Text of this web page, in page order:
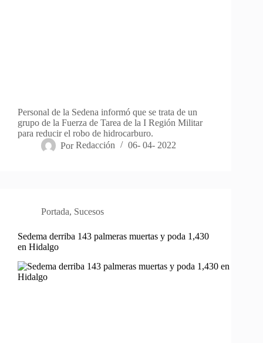
Personal de la Sedena informó que se trata de un
grupo de la Fuerza de Tarea de la I Región Militar
para reducir el robo de hidrocarburo.
Por Redacción 06- 04- 2022
Portada, Sucesos
Sedema derriba 143 palmeras muertas y poda 1,430
en Hidalgo